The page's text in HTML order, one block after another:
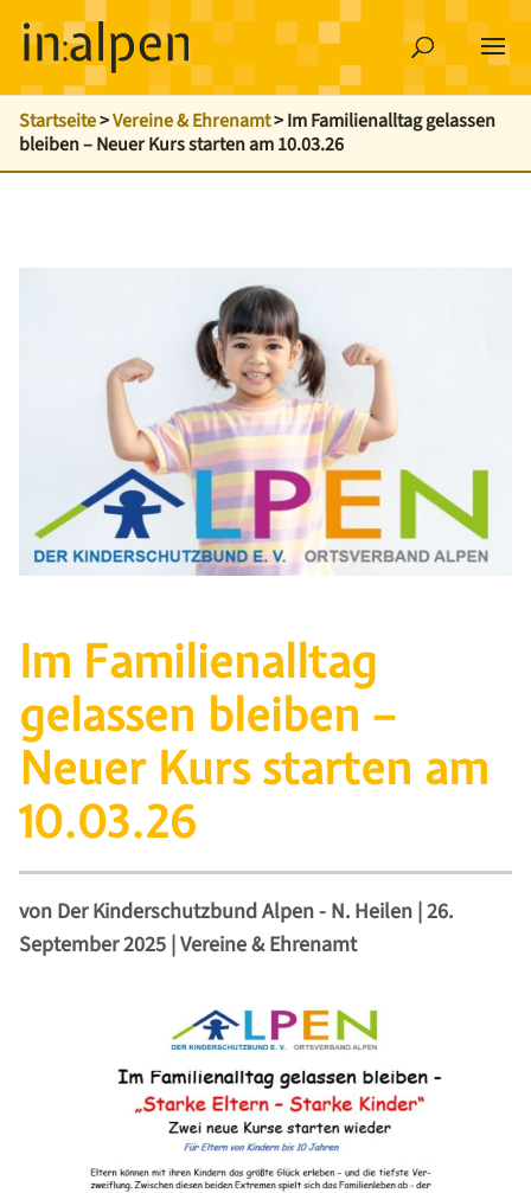
Startseite>Vereine & Ehrenamt>Im Familienalltag gelassen
bleiben – Neuer Kurs starten am 10.03.26
Im Familienalltag
gelassen bleiben –
Neuer Kurs starten am
10.03.26
von Der Kinderschutzbund Alpen - N. Heilen| 26.
September 2025| Vereine & Ehrenamt